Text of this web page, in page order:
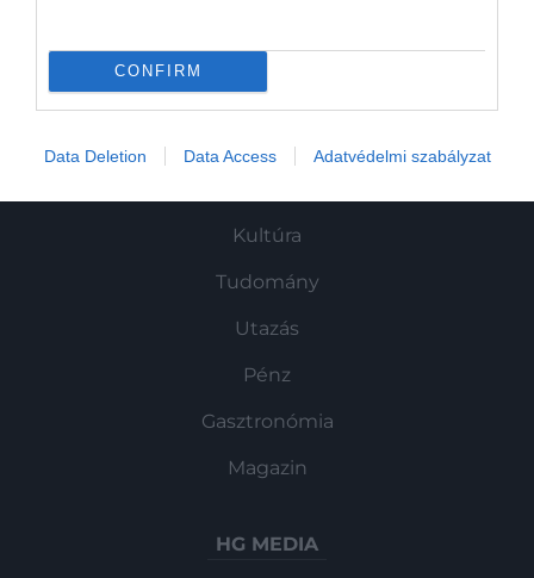
CONFIRM
Data Deletion Data Access Adatvédelmi szabályzat
és ismerd meg a Hamu és Gyémánt világát!
Kultúra
Tudomány
Utazás
Pénz
Gasztronómia
Magazin
HG MEDIA